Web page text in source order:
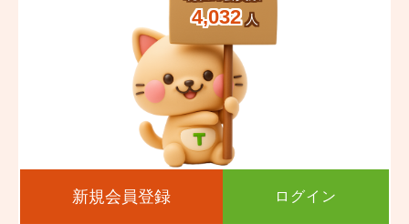
4,032 人
新規会員登録 ログイン